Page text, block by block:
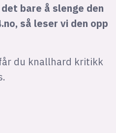
bare å slenge den
, så leser vi den opp
du knallhard kritikk